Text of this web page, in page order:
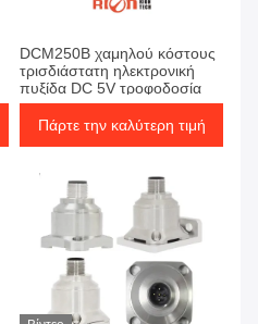
DCM250B χαμηλού κόστους
τρισδιάστατη ηλεκτρονική
πυξίδα DC 5V τροφοδοσία
Πάρτε την καλύτερη τιμή